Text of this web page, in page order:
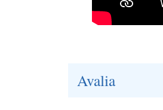
Avalia